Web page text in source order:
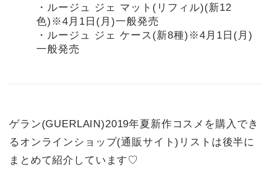
・ルージュ ジェ マット(リフィル)(新12
色)※4月1日(月)一般発売
・ルージュ ジェ ケース(新8種)※4月1日(月)
一般発売
ゲラン(GUERLAIN)2019年夏新作コスメを購入でき
るオンラインショップ(通販サイト)リストは後半に
まとめて紹介しています♡